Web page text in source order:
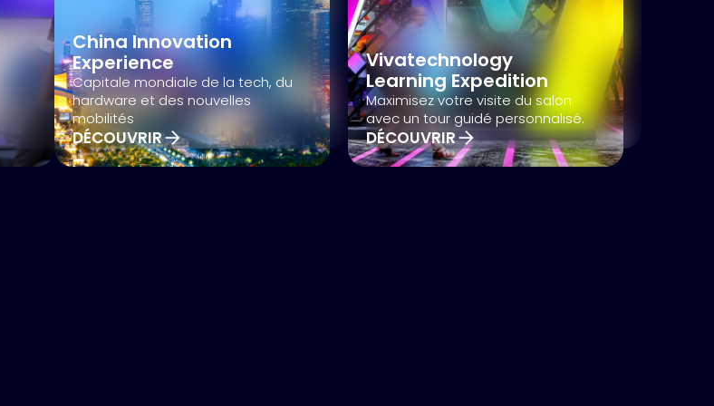
China Innovation
Experience
Capitale mondiale de la tech, du
hardware et des nouvelles
mobilités
DÉCOUVRIR
Vivatechnology
Learning Expedition
Maximisez votre visite du salon
avec un tour guidé personnalisé.
DÉCOUVRIR
agents IA fonctionnels.
26 & 27 AOÛT 2026
Deskeo Champerret, Paris 17e
PARLONS DE VOS PROJETS